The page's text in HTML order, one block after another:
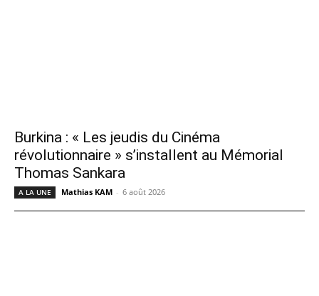
Burkina : « Les jeudis du Cinéma
révolutionnaire » s’installent au Mémorial
Thomas Sankara
A LA UNE Mathias KAM - 6 août 2026